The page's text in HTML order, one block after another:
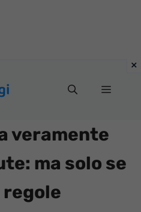
Menu
veramente
ma solo se